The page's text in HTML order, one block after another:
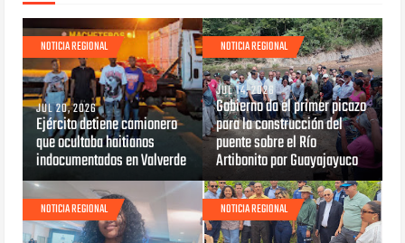
NOTICIA REGIONAL
JUL 20, 2026
Ejército detiene camionero
que ocultaba haitianos
indocumentados en Valverde
NOTICIA REGIONAL
JUL 14, 2026
Gobierno da el primer picazo
para la construcción del
puente sobre el Río
Artibonito por Guayajayuco
NOTICIA REGIONAL NOTICIA REGIONAL